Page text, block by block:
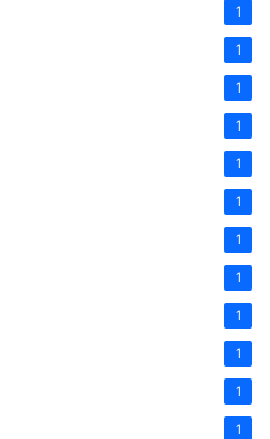
1
1
1
1
1
1
1
1
1
1
1
1